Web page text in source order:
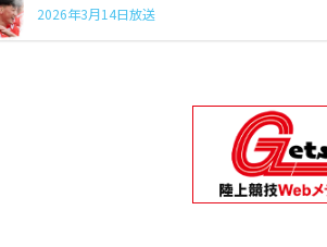
2026年3月14日放送